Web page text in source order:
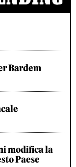
Bardem
modifica la
Paese